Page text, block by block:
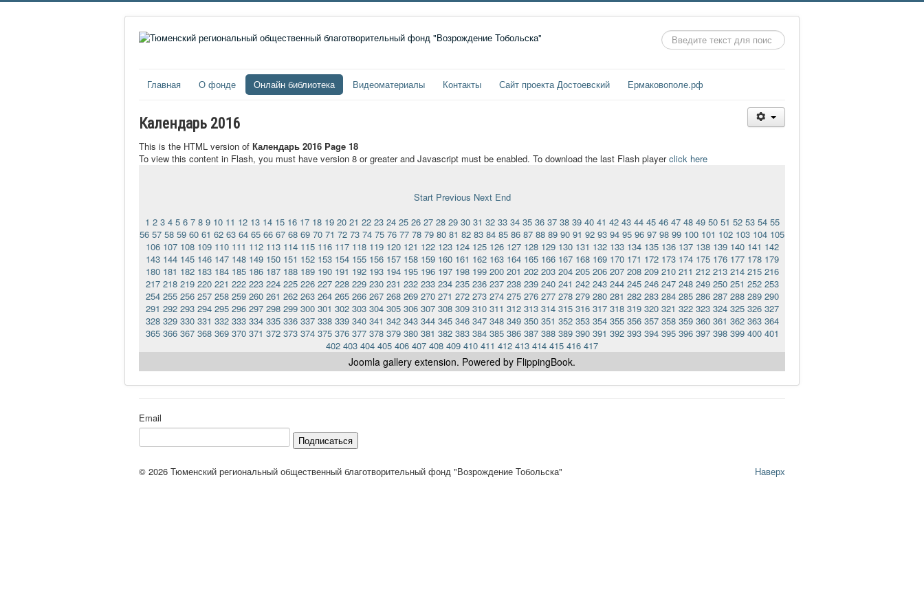
Искать...
Главная О фонде Онлайн библиотека Видеоматериалы Контакты Сайт проекта Достоевский Ермаковополе.рф
Календарь 2016
This is the HTML version of Календарь 2016 Page 18
To view this content in Flash, you must have version 8 or greater and Javascript must be enabled. To download the last Flash playerclick here
Start Previous Next End
1 2 3 4 5 6 7 8 9 10 11 12 13 14 15 16 17 18 19 20 21 22 23 24 25 26 27 28 29 30 31 32 33 34 35 36 37 38 39 40 41 42 43 44 45 46 47 48 49 50 51 52 53 54 55
56 57 58 59 60 61 62 63 64 65 66 67 68 69 70 71 72 73 74 75 76 77 78 79 80 81 82 83 84 85 86 87 88 89 90 91 92 93 94 95 96 97 98 99 100 101 102 103 104 105
106 107 108 109 110 111 112 113 114 115 116 117 118 119 120 121 122 123 124 125 126 127 128 129 130 131 132 133 134 135 136 137 138 139 140 141 142
143 144 145 146 147 148 149 150 151 152 153 154 155 156 157 158 159 160 161 162 163 164 165 166 167 168 169 170 171 172 173 174 175 176 177 178 179
180 181 182 183 184 185 186 187 188 189 190 191 192 193 194 195 196 197 198 199 200 201 202 203 204 205 206 207 208 209 210 211 212 213 214 215 216
217 218 219 220 221 222 223 224 225 226 227 228 229 230 231 232 233 234 235 236 237 238 239 240 241 242 243 244 245 246 247 248 249 250 251 252 253
254 255 256 257 258 259 260 261 262 263 264 265 266 267 268 269 270 271 272 273 274 275 276 277 278 279 280 281 282 283 284 285 286 287 288 289 290
291 292 293 294 295 296 297 298 299 300 301 302 303 304 305 306 307 308 309 310 311 312 313 314 315 316 317 318 319 320 321 322 323 324 325 326 327
328 329 330 331 332 333 334 335 336 337 338 339 340 341 342 343 344 345 346 347 348 349 350 351 352 353 354 355 356 357 358 359 360 361 362 363 364
365 366 367 368 369 370 371 372 373 374 375 376 377 378 379 380 381 382 383 384 385 386 387 388 389 390 391 392 393 394 395 396 397 398 399 400 401
402 403 404 405 406 407 408 409 410 411 412 413 414 415 416 417
Joomla gallery extension. Powered by FlippingBook.
Email
Подписаться
Наверх
© 2026 Тюменский региональный общественный благотворительный фонд "Возрождение Тобольска"